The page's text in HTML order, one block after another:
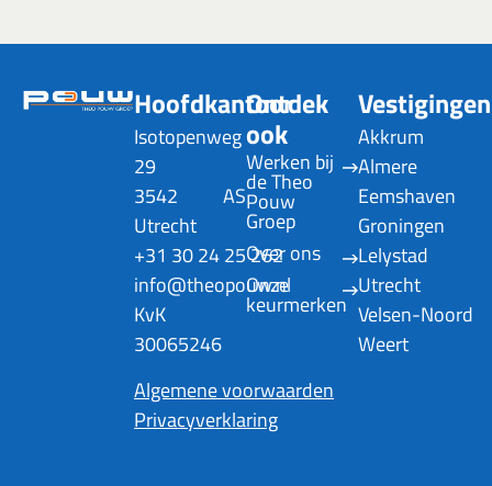
Hoofdkantoor
Isotopenweg
29
3542 AS
Utrecht
+31 30 24 25 262
info@theopouw.nl
KvK
30065246
Algemene voorwaarden
Privacyverklaring
Ontdek
ook
Werken bij
de Theo
Pouw
Groep
Over ons
Onze
keurmerken
Vestigingen
Akkrum
Almere
Eemshaven
Groningen
Lelystad
Utrecht
Velsen-Noord
Weert